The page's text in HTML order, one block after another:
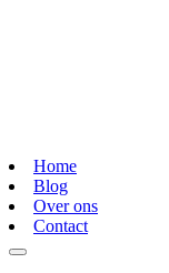
Home
Blog
Over ons
Contact